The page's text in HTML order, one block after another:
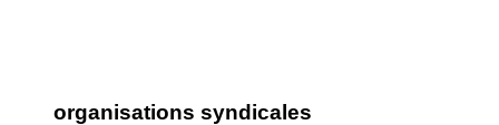
organisations syndicales